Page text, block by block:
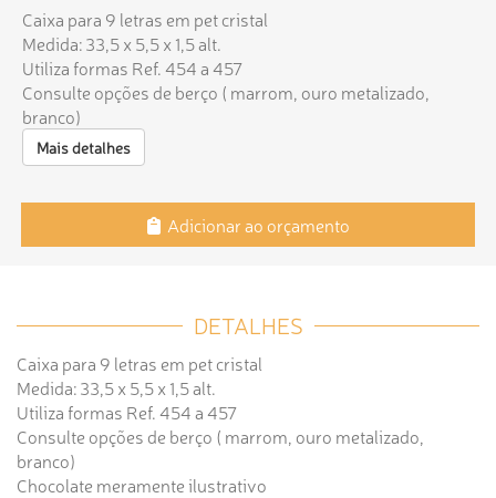
Caixa para 9 letras em pet cristal
Medida: 33,5 x 5,5 x 1,5 alt.
Utiliza formas Ref. 454 a 457
Consulte opções de berço ( marrom, ouro metalizado,
branco)
Mais detalhes
Adicionar ao orçamento
DETALHES
Caixa para 9 letras em pet cristal
Medida: 33,5 x 5,5 x 1,5 alt.
Utiliza formas Ref. 454 a 457
Consulte opções de berço ( marrom, ouro metalizado,
branco)
Chocolate meramente ilustrativo